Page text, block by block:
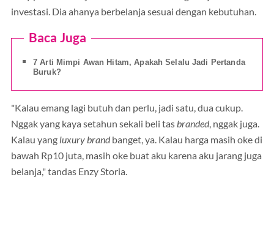
investasi. Dia ahanya berbelanja sesuai dengan kebutuhan.
Baca Juga
7 Arti Mimpi Awan Hitam, Apakah Selalu Jadi Pertanda
Buruk?
"Kalau emang lagi butuh dan perlu, jadi satu, dua cukup.
Nggak yang kaya setahun sekali beli tasbranded, nggak juga.
Kalau yang luxury brandbanget, ya. Kalau harga masih oke di
bawah Rp10 juta, masih oke buat aku karena aku jarang juga
belanja," tandas Enzy Storia.